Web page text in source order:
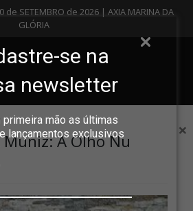
se na
newsletter
primeira mão as últimas
lançamentos exclusivos
SETEMBRO de 2026 | AXIA MARINA DA
GLÓRIA
×
Muniz: A Olho Nu